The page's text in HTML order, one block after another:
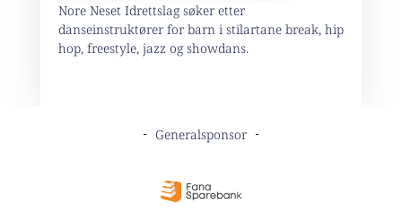
Nore Neset Idrettslag søker etter
danseinstruktører for barn i stilartane break, hip
hop, freestyle, jazz og showdans.
Generalsponsor